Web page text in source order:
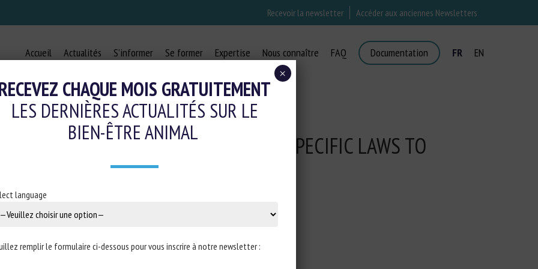
Recevoir la newsletter Accéder aux anciennes Newsletters
Accueil Actualités S’informer Se former Expertise Nous connaître FAQ Documentation FR EN
WHY DO FARMED RABBITS NEED SPECIFIC LAWS TO
PROTECT THEIR WELFARE?
animals
CHAQUE MOIS GRATUITEMENT
LES DERNIÈRES ACTUALITÉS SUR LE
BIEN-ÊTRE ANIMAL
language
remplir le formulaire ci-dessous pour vous inscrire à notre newsletter :
×